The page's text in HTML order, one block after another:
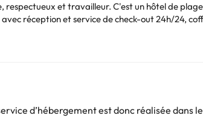
et travailleur. C'est un hôtel de
réception et service de check-out 24h/24,
salle de télévision, restaurant, salles de
frais supplémentaires, ainsi qu'un parking et
d’hébergement est donc réalisée dans